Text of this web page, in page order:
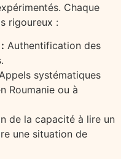
Chaque
rigoureux :
Authentification des
Appels systématiques
Roumanie ou à
de la capacité à lire un
une situation de